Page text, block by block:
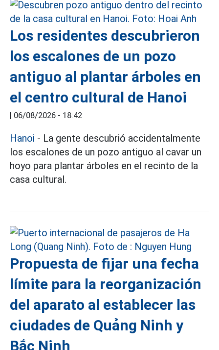
Los residentes descubrieron
los escalones de un pozo
antiguo al plantar árboles en
el centro cultural de Hanoi
| 06/08/2026 - 18:42
Hanoi - La gente descubrió accidentalmente
los escalones de un pozo antiguo al cavar un
hoyo para plantar árboles en el recinto de la
casa cultural.
Propuesta de fijar una fecha
límite para la reorganización
del aparato al establecer las
ciudades de Quảng Ninh y
Bắc Ninh